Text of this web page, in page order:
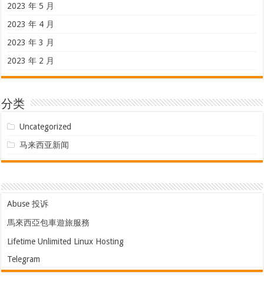
2023 年 5 月
2023 年 4 月
2023 年 3 月
2023 年 2 月
分类
Uncategorized
马来西亚新闻
Abuse 投诉
馬來西亞包車遊旅服務
Lifetime Unlimited Linux Hosting
Telegram